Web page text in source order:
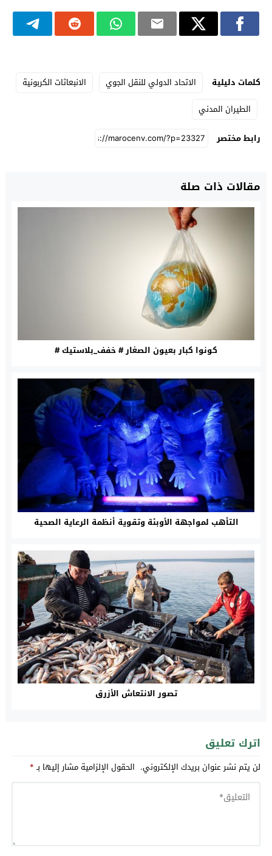
كلمات دليلية الاتحاد الدولي للنقل الجوي
الانبعاثات الكربونية
الطيران المدني
رابط مختصر
مقالات ذات صلة
كونوا كبار بعيون الصغار # خفف_بلاستيك #
التأهب لمواجهة الأوبئة وتقوية أنظمة الرعاية الصحية
تصور الانتعاش الأزرق
اترك تعليق
لن يتم نشر عنوان بريدك الإلكتروني. الحقول الإلزامية مشار إليها بـ*